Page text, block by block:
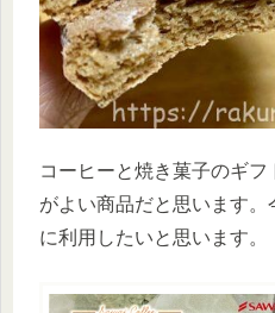
コーヒーと焼き菓子のギ
がよい商品だと思います。
に利用したいと思います。